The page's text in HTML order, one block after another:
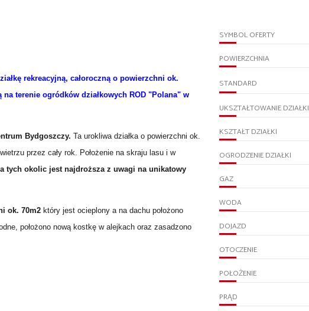
rekreacyjną, całoroczną o powierzchni ok.
terenie ogródków działkowych ROD "Polana" w
Bydgoszczy. Ta urokliwa działka o powierzchni ok.
przez cały rok. Położenie na skraju lasu i w
tych okolic jest najdroższa z uwagi na unikatowy
ok. 70m2 który jest ocieplony a na dachu położono
położono nową kostkę w alejkach oraz zasadzono
SYMBOL OFERTY
POWIERZCHNIA
STANDARD
UKSZTAŁTOWANIE DZIAŁKI
KSZTAŁT DZIAŁKI
OGRODZENIE DZIAŁKI
GAZ
WODA
DOJAZD
OTOCZENIE
POŁOŻENIE
PRĄD